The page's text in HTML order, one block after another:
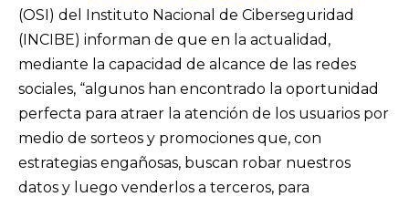
(OSI) del Instituto Nacional de Ciberseguridad
(INCIBE) informan de que en la actualidad,
mediante la capacidad de alcance de las redes
sociales, “algunos han encontrado la oportunidad
perfecta para atraer la atención de los usuarios por
medio de sorteos y promociones que, con
estrategias engañosas, buscan robar nuestros
datos y luego venderlos a terceros, para